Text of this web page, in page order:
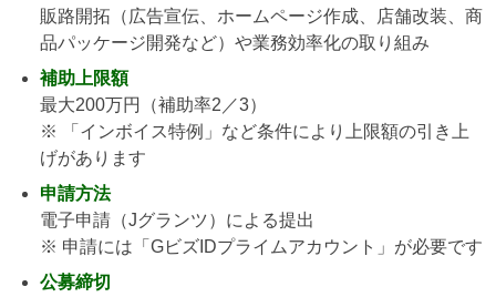
販路開拓（広告宣伝、ホームページ作成、店舗改装、商
品パッケージ開発など）や業務効率化の取り組み
補助上限額
最大200万円（補助率2／3）
※ 「インボイス特例」など条件により上限額の引き上
げがあります
申請方法
電子申請（Jグランツ）による提出
※ 申請には「GビズIDプライムアカウント」が必要です
公募締切